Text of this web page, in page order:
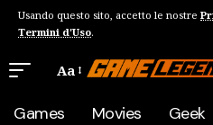
Usando questo sito, accetto le nostre
Termini d'Uso.
Aa
Games Movies Geek